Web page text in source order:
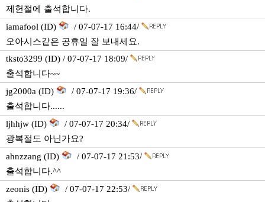
제헌절에 출석합니다.
iamafool (ID)
/ 07-07-17 16:44/
오아시스같은 공휴일 잘 보내세요.
tksto3299 (ID) / 07-07-17 18:09/
출석합니다~~
jg2000a (ID)
/ 07-07-17 19:36/
출석합니다......
ljhhjw (ID)
/ 07-07-17 20:34/
광복절도 아닌가요?
ahnzzang (ID)
/ 07-07-17 21:53/
출석합니다.^^
zeonis (ID)
/ 07-07-17 22:53/